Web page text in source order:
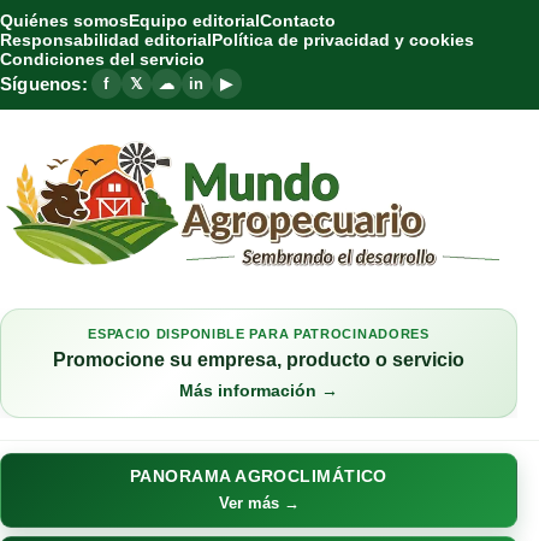
Quiénes somosEquipo editorialContacto
Responsabilidad editorialPolítica de privacidad y cookies
Condiciones del servicio
Síguenos: f 𝕏 ☁ in ▶
ESPACIO DISPONIBLE PARA PATROCINADORES
Promocione su empresa, producto o servicio
Más información →
PANORAMA AGROCLIMÁTICO
Ver más →